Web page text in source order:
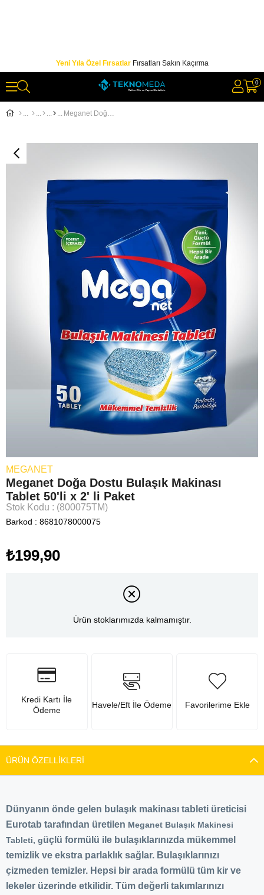
Yeni Yıla Özel FırsatlarFırsatları Sakın Kaçırma
0
Meganet Doğa Dostu Bulaşık Makinası Tablet 50'li x 2' li Paket
MEGANET
Meganet Doğa Dostu Bulaşık Makinası
Tablet 50'li x 2' li Paket
Stok Kodu (800075TM)
Barkod : 8681078000075
₺199,90
Ürün stoklarımızda kalmamıştır.
Kredi Kartı İle
Ödeme
Havele/Eft İle Ödeme Favorilerime Ekle
ÜRÜN ÖZELLIKLERI
Dünyanın önde gelen bulaşık makinası tableti üreticisi
Eurotab tarafından üretilen Meganet Bulaşık Makinesi
Tableti, güçlü formülü ile bulaşıklarınızda mükemmel
temizlik ve ekstra parlaklık sağlar. Bulaşıklarınızı
çizmeden temizler. Hepsi bir arada formülü tüm kir ve
lekeler üzerinde etkilidir. Tüm değerli takımlarınızı